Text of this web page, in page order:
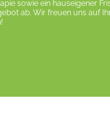
sowie ein hauseigener
ab. Wir freuen uns auf